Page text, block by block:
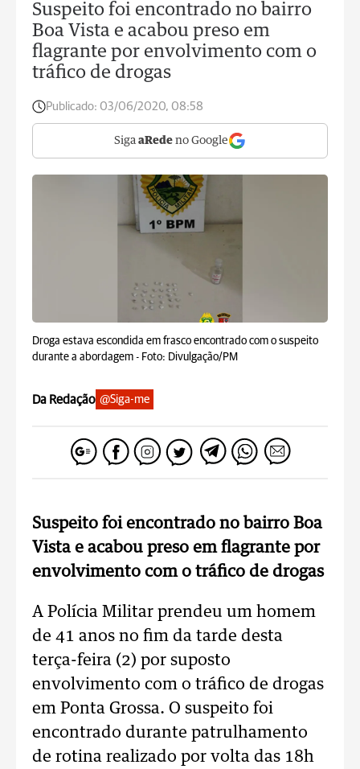
Suspeito foi encontrado no bairro
Boa Vista e acabou preso em
flagrante por envolvimento com o
tráfico de drogas
Publicado: 03/06/2020, 08:58
Siga aRede no Google
Droga estava escondida em frasco encontrado com o suspeito
durante a abordagem - Foto: Divulgação/PM
Da Redação @Siga-me
Suspeito foi encontrado no bairro Boa
Vista e acabou preso em flagrante por
envolvimento com o tráfico de drogas
A Polícia Militar prendeu um homem
de 41 anos no fim da tarde desta
terça-feira (2) por suposto
envolvimento com o tráfico de drogas
em Ponta Grossa. O suspeito foi
encontrado durante patrulhamento
de rotina realizado por volta das 18h